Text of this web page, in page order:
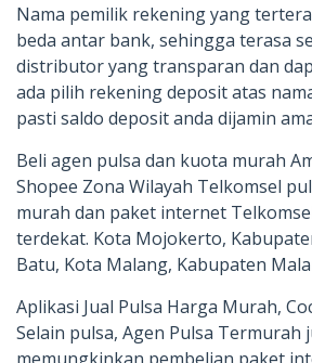
Nama pemilik rekening yang
beda antar bank, sehingga terasa
distributor yang transparan dan
ada pilih rekening deposit atas
pasti saldo deposit anda dijamin
Beli agen pulsa dan kuota murah
Shopee Zona Wilayah Telkomsel
murah dan paket internet
terdekat. Kota Mojokerto,
Batu, Kota Malang, Kabupaten
Aplikasi Jual Pulsa Harga Murah,
Selain pulsa, Agen Pulsa Termurah
memungkinkan pembelian paket